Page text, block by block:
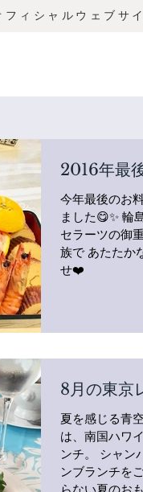
ィシャルウェブサ
2016年最
今年最後のお
ました😋✨ 輪
セラーツの御重
族で あたたか
せ❤️
8月の東京
夏を感じる青空
は、南国ハワ
ンチ。 シャンパンにも合うワンランク上のハワイア
ンブランチをご用意し